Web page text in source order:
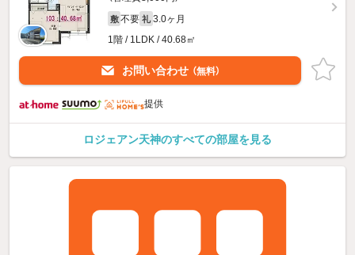
敷 不要 礼 3.0ヶ月
1階 / 1LDK / 40.68㎡
お問い合わせ （無料）
提供
ロジェアン天神のすべての部屋を見る